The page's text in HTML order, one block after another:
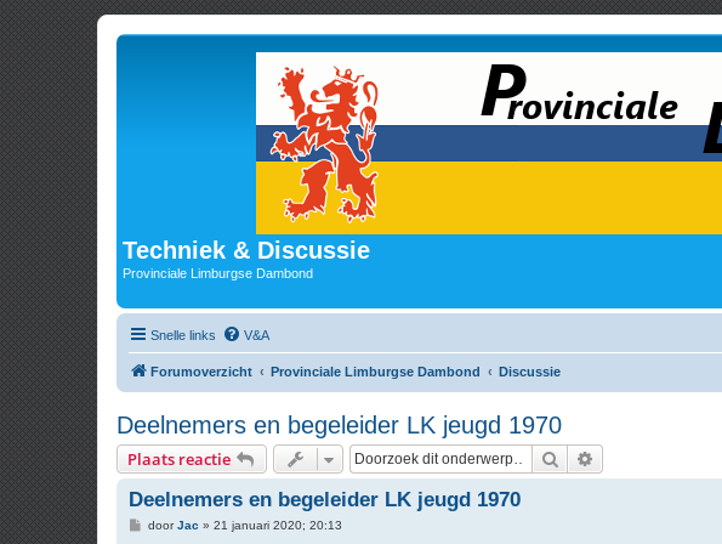
Techniek & Discussie
Provinciale Limburgse Dambond
Snelle links V&A
Forumoverzicht Provinciale Limburgse Dambond Discussie
Deelnemers en begeleider LK jeugd 1970
Plaats reactie Zoek
Deelnemers en begeleider LK jeugd 1970
BdoorJac » 21 januari 2020; 20:13